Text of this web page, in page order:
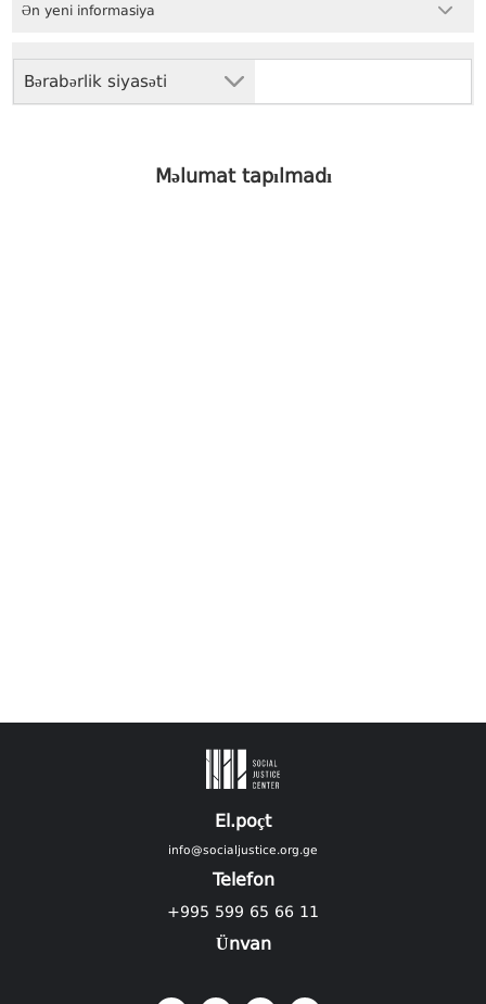
Bərabərlik siyasəti
Ən yeni informasiya
Məlumat tapılmadı
El.poçt
info@socialjustice.org.ge
Telefon
+995 599 65 66 11
Ünvan